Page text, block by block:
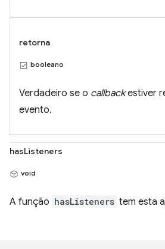
retorna
booleano
Verdadeiro se o callbackestiver
evento.
hasListeners
void
A função hasListeners tem esta